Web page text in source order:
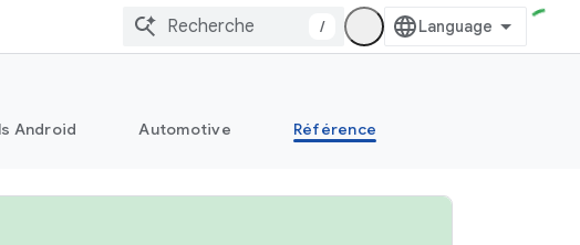
/
Android Automotive Référence